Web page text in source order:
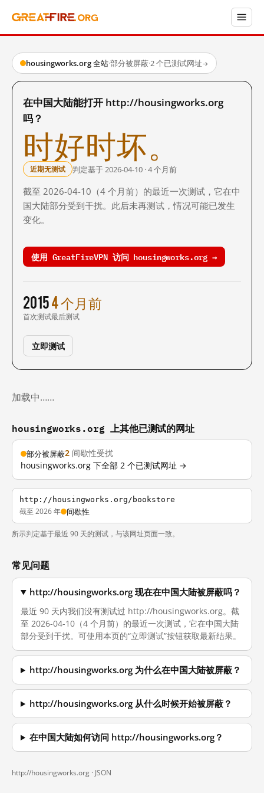
housingworks.org 全站·部分被屏蔽·2 个已测试网址→
在中国大陆能打开 http://housingworks.org
吗？
时好时坏。
近期无测试 判定基于 2026-04-10 · 4 个月前
截至 2026-04-10（4 个月前）的最近一次测试，它在中
国大陆部分受到干扰。此后未再测试，情况可能已发生
变化。
使用 GreatFireVPN 访问 housingworks.org →
2015
首次测试
4 个月前
最后测试
立即测试
加载中……
housingworks.org 上其他已测试的网址
部分被屏蔽2 间歇性受扰
housingworks.org 下全部 2 个已测试网址 →
http://housingworks.org/bookstore
截至 2026 年 间歇性
所示判定基于最近 90 天的测试，与该网址页面一致。
常见问题
http://housingworks.org 现在在中国大陆被屏蔽吗？
最近 90 天内我们没有测试过 http://housingworks.org。截
至 2026-04-10（4 个月前）的最近一次测试，它在中国大陆
部分受到干扰。可使用本页的“立即测试”按钮获取最新结果。
http://housingworks.org 为什么在中国大陆被屏蔽？
http://housingworks.org 从什么时候开始被屏蔽？
在中国大陆如何访问 http://housingworks.org？
http://housingworks.org · JSON